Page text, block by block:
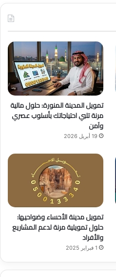
T
u
b
e
ق
ر
ا
م
تمويل المدينة المنورة: حلول مالية
مرنة تلبي احتياجاتك بأسلوب عصري
وآمن
19 أبريل 2026
تمويل مدينة الأحساء وضواحيها:
حلول تمويلية مرنة لدعم المشاريع
والأفراد
1 فبراير 2025